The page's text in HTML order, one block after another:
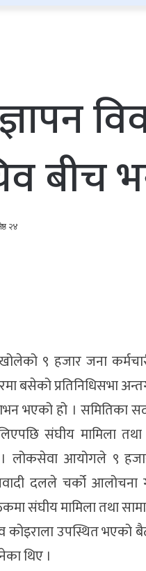
बीच
२४
९ हजार जना
बसेको प्रतिनिधिसभा
भएको हो । समितिका
संघीय मामिला
लोकसेवा आयोगले ९
दलले चर्को आलोचना
संघीय मामिला तथा
कोइराला उपस्थित
थिए ।